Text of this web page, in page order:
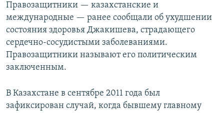
Правозащитники — казахстанские и
международные — ранее сообщали об ухудшении
состояния здоровья Джакишева, страдающего
сердечно-сосудистыми заболеваниями.
Правозащитники называют его политическим
заключенным.
В Казахстане в сентябре 2011 года был
зафиксирован случай, когда бывшему главному